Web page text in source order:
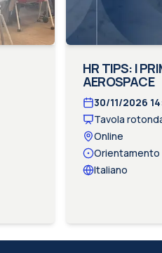
HR TIPS: I
AEROSPACE
30/11/2026
Tavola
Online
Orientamento
Italiano